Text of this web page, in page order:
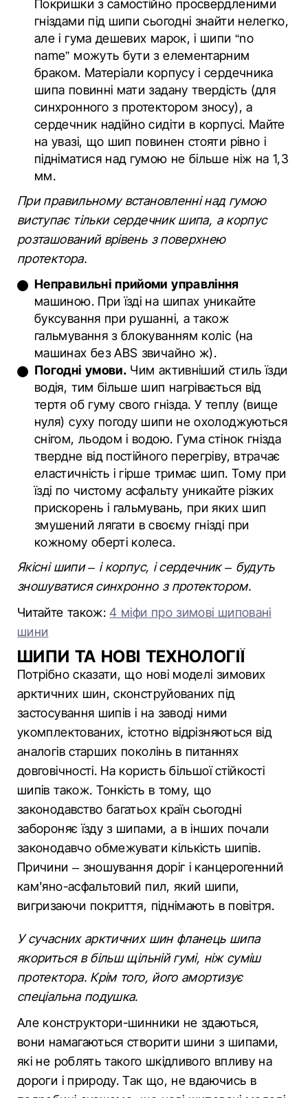
Покришки з самостійно просвердленими
гніздами під шипи сьогодні знайти нелегко,
але і гума дешевих марок, і шипи “no
name” можуть бути з елементарним
браком. Матеріали корпусу і сердечника
шипа повинні мати задану твердість (для
синхронного з протектором зносу), а
сердечник надійно сидіти в корпусі. Майте
на увазі, що шип повинен стояти рівно і
підніматися над гумою не більше ніж на 1,3
мм.
При правильному встановленні над гумою
виступає тільки сердечник шипа, а корпус
розташований врівень з поверхнею
протектора.
Неправильні прийоми управління
машиною. При їзді на шипах уникайте
буксування при рушанні, а також
гальмування з блокуванням коліс (на
машинах без ABS звичайно ж).
Погодні умови. Чим активніший стиль їзди
водія, тим більше шип нагрівається від
тертя об гуму свого гнізда. У теплу (вище
нуля) суху погоду шипи не охолоджуються
снігом, льодом і водою. Гума стінок гнізда
твердне від постійного перегріву, втрачає
еластичність і гірше тримає шип. Тому при
їзді по чистому асфальту уникайте різких
прискорень і гальмувань, при яких шип
змушений лягати в своєму гнізді при
кожному оберті колеса.
Якісні шипи – і корпус, і сердечник – будуть
зношуватися синхронно з протектором.
Читайте також:4 міфи про зимові шиповані
шини
ШИПИ ТА НОВІ ТЕХНОЛОГІЇ
Потрібно сказати, що нові моделі зимових
арктичних шин, сконструйованих під
застосування шипів і на заводі ними
укомплектованих, істотно відрізняються від
аналогів старших поколінь в питаннях
довговічності. На користь більшої стійкості
шипів також. Тонкість в тому, що
законодавство багатьох країн сьогодні
забороняє їзду з шипами, а в інших почали
законодавчо обмежувати кількість шипів.
Причини – зношування доріг і канцерогенний
кам'яно-асфальтовий пил, який шипи,
вигризаючи покриття, піднімають в повітря.
У сучасних арктичних шин фланець шипа
якориться в більш щільній гумі, ніж суміш
протектора. Крім того, його амортизує
спеціальна подушка.
Але конструктори-шинники не здаються,
вони намагаються створити шини з шипами,
які не роблять такого шкідливого впливу на
дороги і природу. Так що, не вдаючись в